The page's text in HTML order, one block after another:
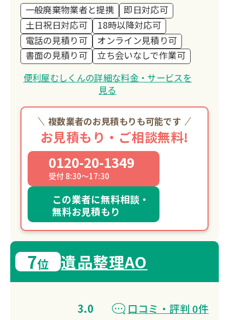
一般廃棄物業者と提携
即日対応可
土日祝日対応可
18時以降対応可
電話の見積り可
オンライン見積り可
書面の見積り可
立ち会いなしで作業可
便利屋むしくんの詳細な料金・サービスを
見る
複数業者のお見積もりも可能です
お見積もり・ご相談無料!
0120-20-1349
受付 8:30～17:30
この業者に無料相談・
無料お見積もり
7位 遺品整理AO
3.0
口コミ・評判 0件